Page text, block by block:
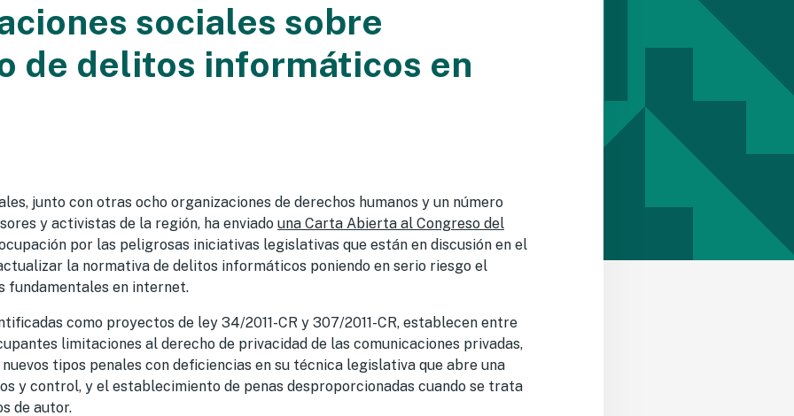
sociales sobre
de delitos informáticos en
junto con otras ocho organizaciones de derechos humanos y un número
y activistas de la región, ha enviado una Carta Abierta al Congreso del
por las peligrosas iniciativas legislativas que están en discusión en el
la normativa de delitos informáticos poniendo en serio riesgo el
fundamentales en internet.
como proyectos de ley 34/2011-CR y 307/2011-CR, establecen entre
limitaciones al derecho de privacidad de las comunicaciones privadas,
tipos penales con deficiencias en su técnica legislativa que abre una
y control, y el establecimiento de penas desproporcionadas cuando se trata
de autor.